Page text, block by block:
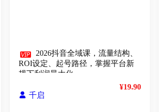
 2026抖音全域课，流量结构、
ROI设定、起号路径，掌握平台新
规下利润最大化
 千启
¥19.90